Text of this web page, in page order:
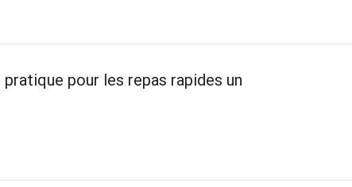
pour les repas rapides un